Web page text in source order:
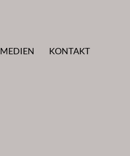
MEDIEN KONTAKT